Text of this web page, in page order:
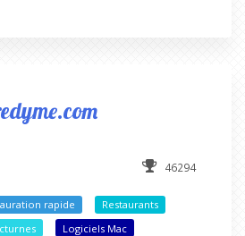
46294
rapide
Restaurants
Logiciels Mac